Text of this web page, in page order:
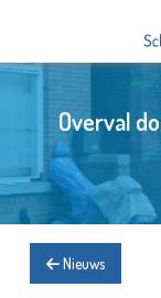
Overval
Nieuws